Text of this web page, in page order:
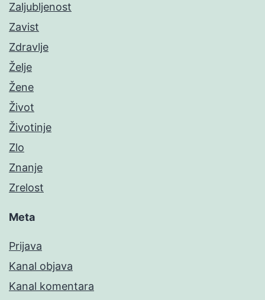
Zaljubljenost
Zavist
Zdravlje
Želje
Žene
Život
Životinje
Zlo
Znanje
Zrelost
Meta
Prijava
Kanal objava
Kanal komentara